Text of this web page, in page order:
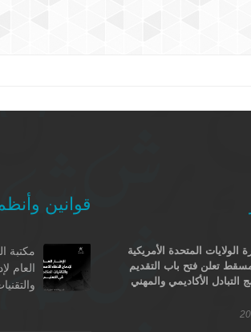
الولايات المتحدة الأمريكية
تعلن فتح باب التقديم
التبادل الأكاديمي والمهني
قوانين
مكتبة
العام